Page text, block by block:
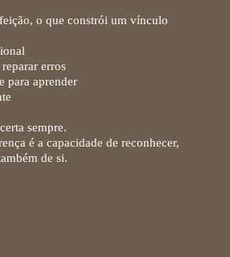
o que constrói um vínculo
erros
para aprender
sempre.
é a capacidade de reconhecer,
de si.